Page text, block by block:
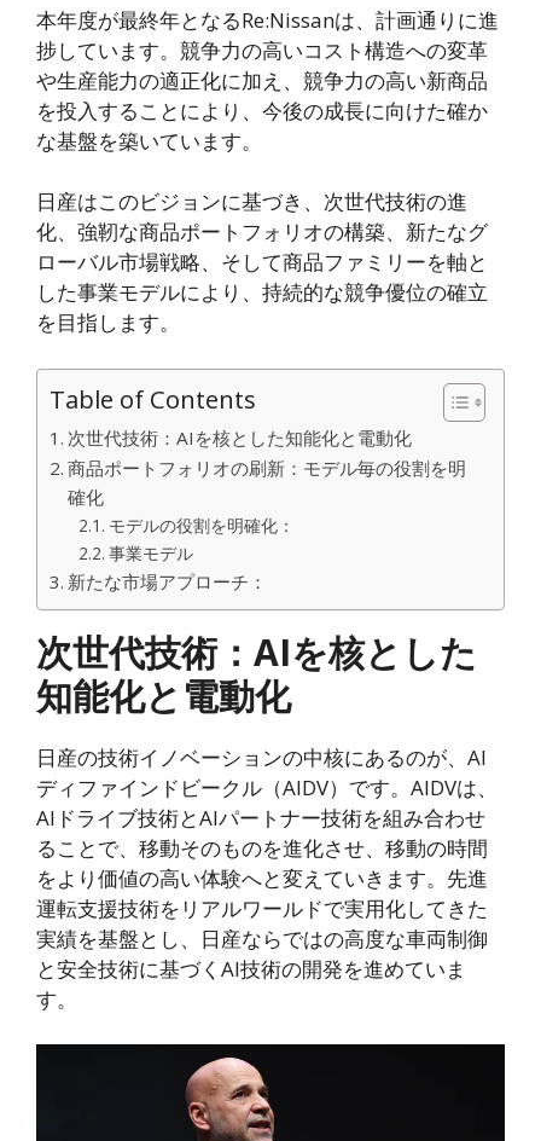
本年度が最終年となるRe:Nissanは、計画通りに進
捗しています。競争力の高いコスト構造への変革
や生産能力の適正化に加え、競争力の高い新商品
を投入することにより、今後の成長に向けた確か
な基盤を築いています。
日産はこのビジョンに基づき、次世代技術の進
化、強靭な商品ポートフォリオの構築、新たなグ
ローバル市場戦略、そして商品ファミリーを軸と
した事業モデルにより、持続的な競争優位の確立
を目指します。
Table of Contents
次世代技術：AIを核とした知能化と電動化
商品ポートフォリオの刷新：モデル毎の役割を明
確化
モデルの役割を明確化：
事業モデル
新たな市場アプローチ：
次世代技術：AIを核とした
知能化と電動化
日産の技術イノベーションの中核にあるのが、AI
ディファインドビークル（AIDV）です。AIDVは、
AIドライブ技術とAIパートナー技術を組み合わせ
ることで、移動そのものを進化させ、移動の時間
をより価値の高い体験へと変えていきます。先進
運転支援技術をリアルワールドで実用化してきた
実績を基盤とし、日産ならではの高度な車両制御
と安全技術に基づくAI技術の開発を進めていま
す。